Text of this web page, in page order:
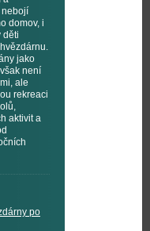
nebojí
domov, i
děti
jako
není
ale
rekreaci
aktivit a
po